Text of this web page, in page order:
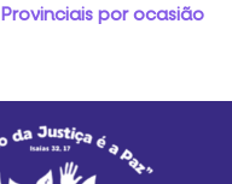
por ocasião